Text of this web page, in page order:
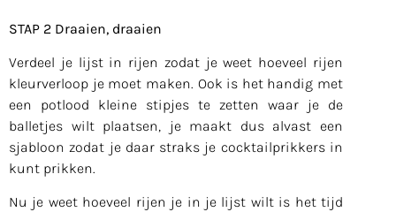
STAP 2 Draaien, draaien
Verdeel je lijst in rijen zodat je weet hoeveel rijen
kleurverloop je moet maken. Ook is het handig met
een potlood kleine stipjes te zetten waar je de
balletjes wilt plaatsen, je maakt dus alvast een
sjabloon zodat je daar straks je cocktailprikkers in
kunt prikken.
Nu je weet hoeveel rijen je in je lijst wilt is het tijd